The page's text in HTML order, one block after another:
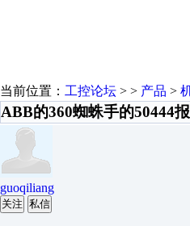
当前位置： 工控论坛 > > 产品 >
ABB的360蜘蛛手的50444
guoqiliang
关注 私信